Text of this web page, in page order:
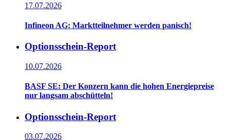
17.07.2026
Infineon AG: Marktteilnehmer werden panisch!
Optionsschein-Report
10.07.2026
BASF SE: Der Konzern kann die hohen Energiepreise
nur langsam abschütteln!
Optionsschein-Report
03.07.2026